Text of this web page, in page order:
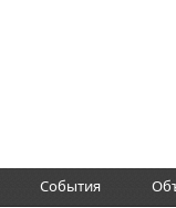
События